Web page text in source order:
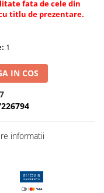
fata de cele din
titlu de prezentare.
1
IN COS
informatii